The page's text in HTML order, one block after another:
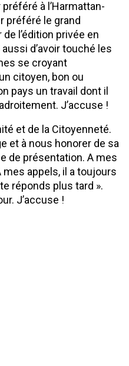
préféré à l’Harmattan-
préféré le grand
l’édition privée en
d’avoir touché les
se croyant
citoyen, bon ou
pays un travail dont il
J’accuse !
et de la Citoyenneté.
et à nous honorer de sa
de présentation. A mes
appels, il a toujours
réponds plus tard ».
J’accuse !